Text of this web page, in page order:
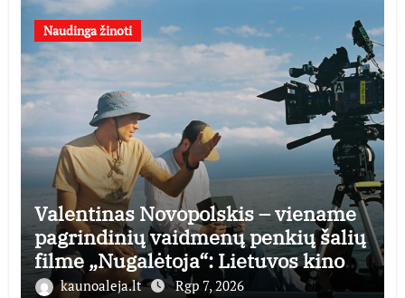
Naudinga žinoti
Valentinas Novopolskis – viename
pagrindinių vaidmenų penkių šalių
filme „Nugalėtoja“: Lietuvos kino
teatruose – nuo rugpjūčio 7-osios
kaunoaleja.lt Rgp 7, 2026